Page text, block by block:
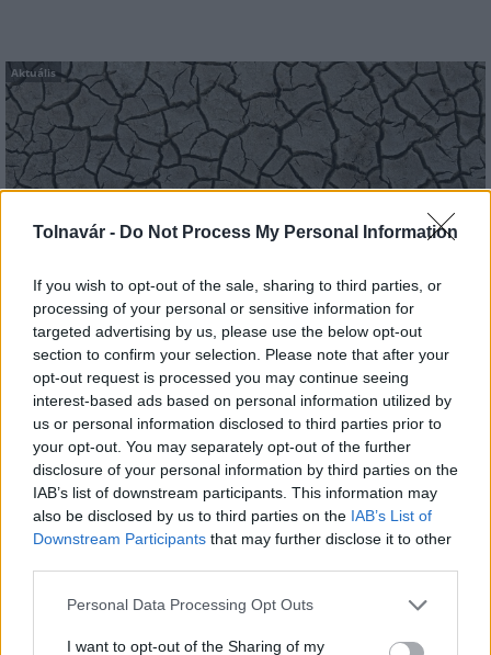
Tolnavár - Do Not Process My Personal Information
If you wish to opt-out of the sale, sharing to third parties, or
processing of your personal or sensitive information for
targeted advertising by us, please use the below opt-out
section to confirm your selection. Please note that after your
opt-out request is processed you may continue seeing
interest-based ads based on personal information utilized by
us or personal information disclosed to third parties prior to
your opt-out. You may separately opt-out of the further
disclosure of your personal information by third parties on the
IAB’s list of downstream participants. This information may
also be disclosed by us to third parties on the IAB’s List of
Downstream Participants that may further disclose it to other
Please note that this website/app uses one or more Google
not limited to your visit or usage behaviour. You may click to
Personal Data Processing Opt Outs
I want to opt-out of the Sharing of my
Aktuális
az utolsó turbina
MAGYAR ÉPÍTŐK
Mi épül?